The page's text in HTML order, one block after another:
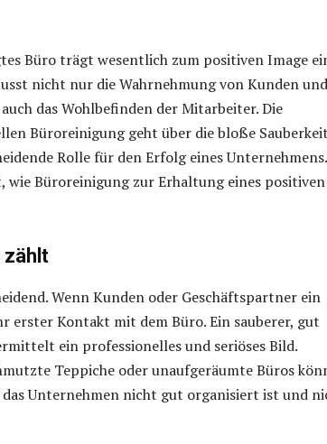
Büro trägt wesentlich zum positiven Image
nicht nur die Wahrnehmung von Kunden und
das Wohlbefinden der Mitarbeiter. Die
Büroreinigung geht über die bloße Sauberkeit
Rolle für den Erfolg eines
Büroreinigung zur Erhaltung eines positiven
zählt
Wenn Kunden oder Geschäftspartner ein
erster Kontakt mit dem Büro. Ein sauberer, gut
ein professionelles und seriöses Bild.
Teppiche oder unaufgeräumte Büros
das Unternehmen nicht gut organisiert ist und